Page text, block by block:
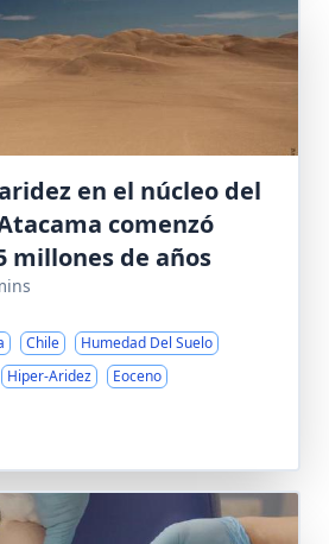
en el núcleo del
comenzó
millones de años
Chile
Humedad Del Suelo
Hiper-Aridez
Eoceno